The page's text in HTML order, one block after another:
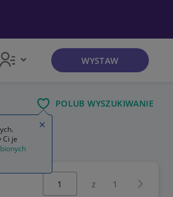
WYSTAW
POLUB WYSZUKIWANIE
Wybierz stronę:
z 1
Ci je
Zamknij wskazówkę